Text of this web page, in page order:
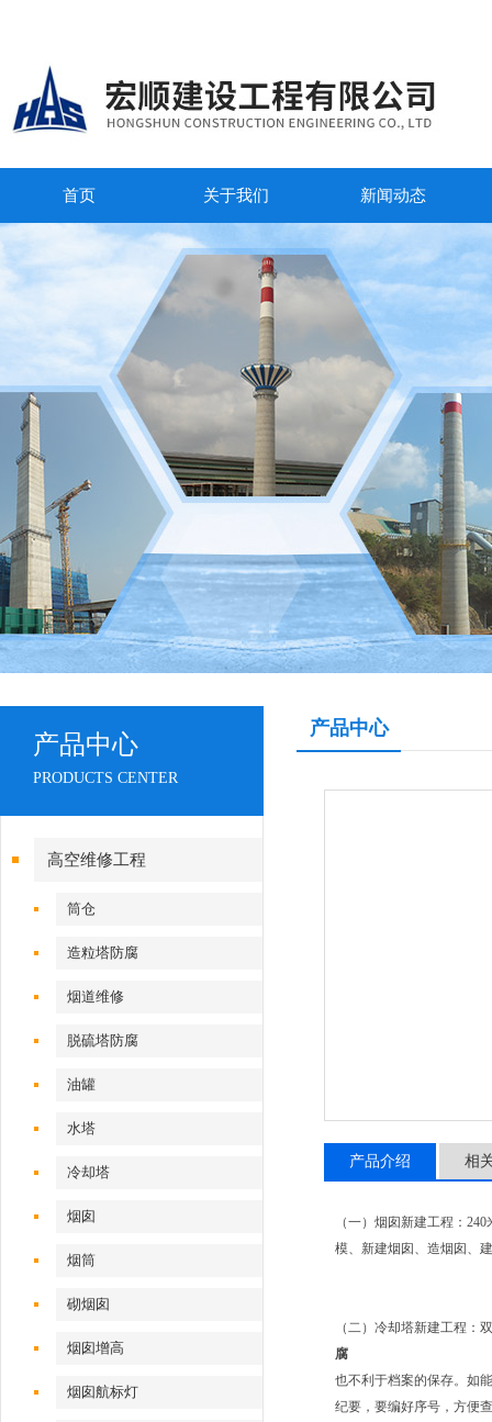
首页 关于我们 新闻动态
产品中心
PRODUCTS CENTER
高空维修工程
筒仓
造粒塔防腐
烟道维修
脱硫塔防腐
油罐
水塔
冷却塔
烟囱
烟筒
砌烟囱
烟囱增高
烟囱航标灯
产品中心
产品介绍 相
（一）烟囱新建工程：
模、新建烟囱、造烟囱、
（二）冷却塔新建工程：
腐
也不利于档案的保存。如
纪要，要编好序号，方便